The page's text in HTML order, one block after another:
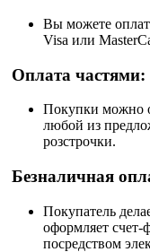
Вы можете
Visa или
Оплата частями:
Покупки можно
любой из
розстрочки.
Безналичная
Покупатель
оформляет счет-
посредством